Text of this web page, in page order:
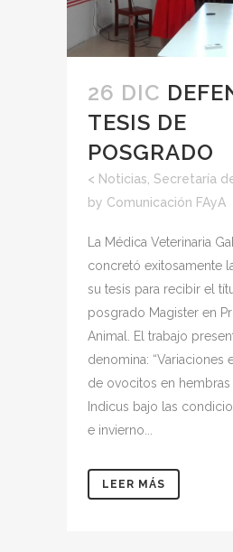
26 DIC
TESIS DE
POSGRADO
< Noticias Secretaría
by Comunicación FAyA
La Médica Veterinaria
concretó exitosamente
su tesis para recibir el
posgrado Magister en
Animal. El trabajo
denomina: “Variaciones
de ovocitos en hembras
Indicus bajo las
e invierno...
LEER MÁS